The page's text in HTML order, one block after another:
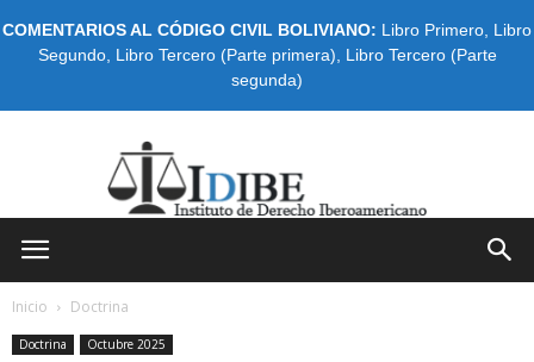
COMENTARIOS AL CÓDIGO CIVIL BOLIVIANO: Libro Primero Libro
Segundo, Libro Tercero (Parte primera)
Libro Tercero (Parte
segunda)
Inicio Doctrina
Doctrina Octubre 2025